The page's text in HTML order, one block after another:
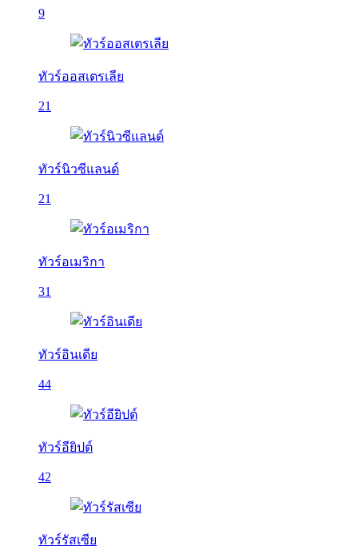
9
ทัวร์ออสเตรเลีย
21
ทัวร์นิวซีแลนด์
21
ทัวร์อเมริกา
31
ทัวร์อินเดีย
44
ทัวร์อียิปต์
42
ทัวร์รัสเซีย